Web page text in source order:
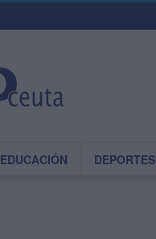
EDUCACIÓN DEPORTES